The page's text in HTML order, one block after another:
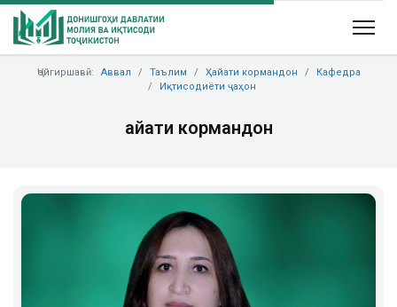
Ҷойгиршавӣ: Аввал Таълим Ҳайати кормандон
Кафедра
Иқтисодиёти ҷаҳон
Ҳайати кормандон